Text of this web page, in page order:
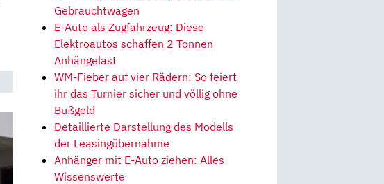
Gebrauchtwagen
E-Auto als Zugfahrzeug: Diese
Elektroautos schaffen 2 Tonnen
Anhängelast
WM-Fieber auf vier Rädern: So feiert
ihr das Turnier sicher und völlig ohne
Bußgeld
Detaillierte Darstellung des Modells
der Leasingübernahme
Anhänger mit E-Auto ziehen: Alles
Wissenswerte